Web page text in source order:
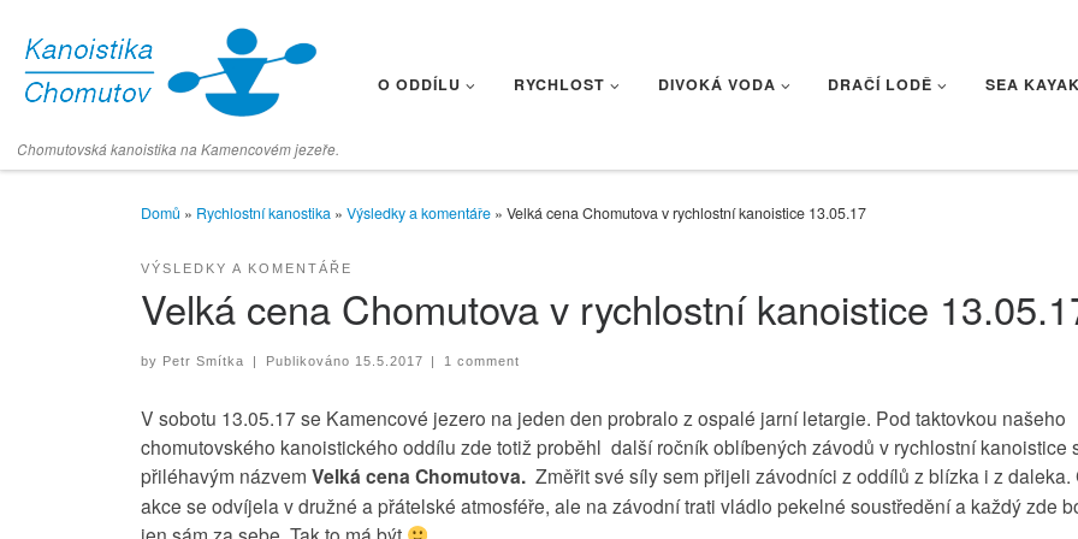
Skip to content
Chomutovská kanoistika na Kamencovém jezeře.
O ODDÍLU RYCHLOST DIVOKÁ VODA DRAČÍ LODĚ SEA KAYAK
Domů » Rychlostní kanostika » Výsledky a komentáře » Velká cena Chomutova v rychlostní kanoistice 13.05.17
VÝSLEDKY A KOMENTÁŘE
Velká cena Chomutova v rychlostní kanoistice
by Petr Smítka | Publikováno 15.5.2017 | 1 comment
V sobotu 13.05.17 se Kamencové jezero na jeden den probralo z ospalé jarní letargie. Pod taktovkou našeho
chomutovského kanoistického oddílu zde totiž proběhl další ročník oblíbených závodů v rychlostní kanoistice
přiléhavým názvem Velká cena Chomutova. Změřit své síly sem přijeli závodníci z oddílů z blízka i z daleka.
akce se odvíjela v družné a přátelské atmosféře, ale na závodní trati vládlo pekelné soustředění a každý zde